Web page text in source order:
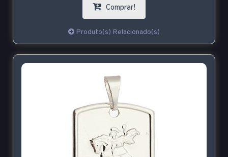
Comprar!
Produto(s) Relacionado(s)